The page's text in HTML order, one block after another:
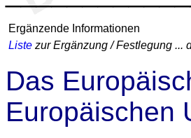
Ergänzende Informationen
Liste zur Ergänzung / Festlegung ...
Das
Europäischen